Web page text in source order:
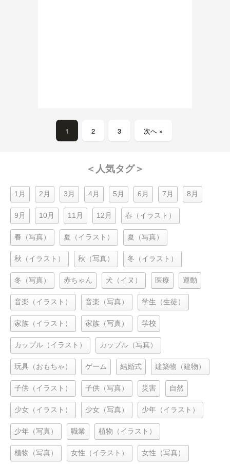
1 2 3 次へ »
＜人気タグ＞
1月 2月 3月 4月 5月 6月 7月 8月
9月 10月 11月 12月 春（イラスト）
春（写真） 夏（イラスト） 夏（写真）
秋（イラスト） 秋（写真） 冬（イラスト）
冬（写真） 赤ちゃん 犬（イヌ） 医療 運動
音楽（イラスト） 音楽（写真） 学生（生徒）
家族（イラスト） 家族（写真） 学校
カップル（イラスト） カップル（写真）
玩具（おもちゃ） ゲーム 結婚式 建築物（建物）
子供（イラスト） 子供（写真） 災害 自然
少女（イラスト） 少女（写真） 少年（イラスト）
少年（写真） 職業 植物（イラスト）
植物（写真） 女性（イラスト） 女性（写真）